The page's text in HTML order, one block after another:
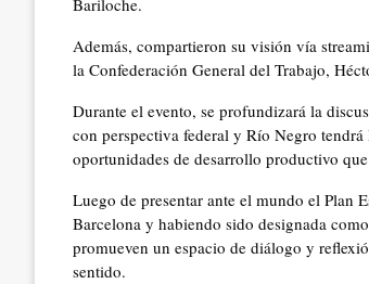
Bariloche.
Además, compartieron su visión vía
la Confederación General del Trabajo,
Durante el evento, se profundizará la
con perspectiva federal y Río Negro
oportunidades de desarrollo productivo
Luego de presentar ante el mundo el Plan
Barcelona y habiendo sido designada
promueven un espacio de diálogo y
sentido.